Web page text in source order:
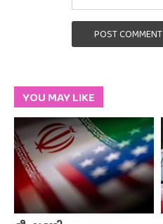
POST COMMENT
YOU MAY LIKE